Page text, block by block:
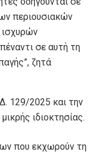
περιουσιακών
σε αυτή τη
ζητά
129/2025 και την
ιδιοκτησίας.
που εκχωρούν τη